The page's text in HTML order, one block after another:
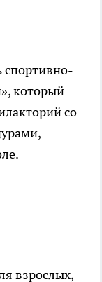
спортивно-
который
со
взрослых,